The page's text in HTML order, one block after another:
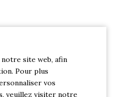
site web, afin
Pour plus
vos
veuillez visiter notre